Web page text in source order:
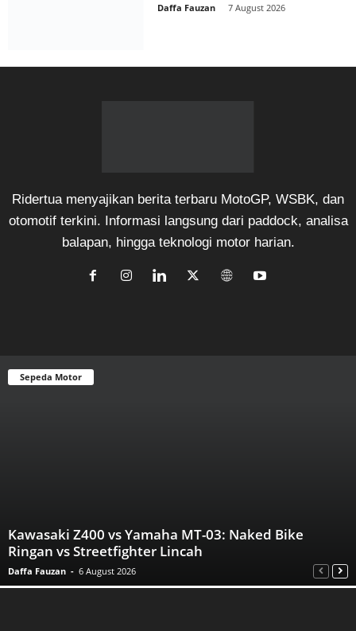
Daffa Fauzan 7 August 2026
Ridertua menyajikan berita terbaru MotoGP, WSBK, dan
otomotif terkini. Informasi langsung dari paddock, analisa
balapan, hingga teknologi motor harian.
Sepeda Motor
Kawasaki Z400 vs Yamaha MT-03: Naked Bike
Ringan vs Streetfighter Lincah
Daffa Fauzan - 6 August 2026